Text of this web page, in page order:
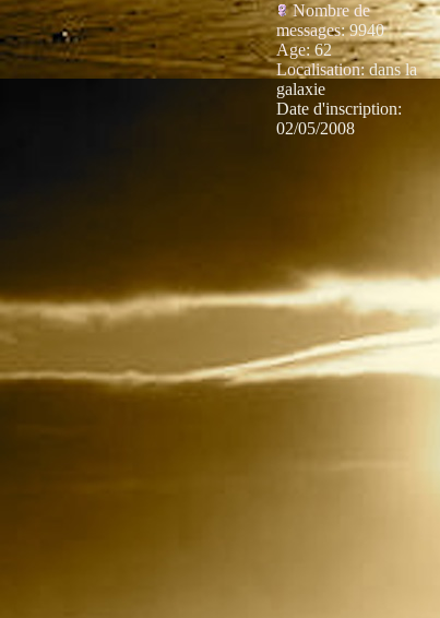
Nombre de
messages:9940
Age: 62
Localisation:dans la
galaxie
Date d'inscription:
02/05/2008